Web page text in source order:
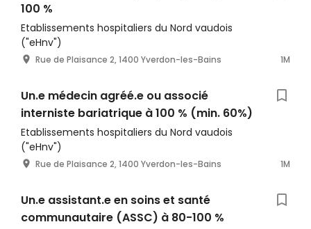
100 %
Etablissements hospitaliers du Nord vaudois
("eHnv")
Rue de Plaisance 2, 1400 Yverdon-les-Bains 1M
Un.e médecin agréé.e ou associé
interniste bariatrique à 100 % (min. 60%)
Etablissements hospitaliers du Nord vaudois
("eHnv")
Rue de Plaisance 2, 1400 Yverdon-les-Bains 1M
Un.e assistant.e en soins et santé
communautaire (ASSC) à 80-100 %